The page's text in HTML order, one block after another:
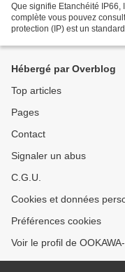
Que signifie Etanchéité IP66,
complète vous pouvez
protection (IP) est un
Hébergé par Overblog
Top articles
Pages
Contact
Signaler un abus
C.G.U.
Cookies et données
Préférences cookies
Voir le profil de